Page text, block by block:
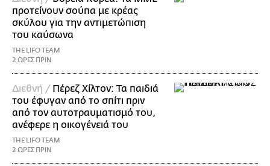
προτείνουν σούπα με κρέας
σκύλου για την αντιμετώπιση
του καύσωνα
THE LIFO TEAM
2 ΩΡΕΣ ΠΡΙΝ
Διεθνή / Πέρεζ Χίλτον: Τα παιδιά
του έφυγαν από το σπίτι πριν
από τον αυτοτραυματισμό του,
ανέφερε η οικογένειά του
THE LIFO TEAM
2 ΩΡΕΣ ΠΡΙΝ